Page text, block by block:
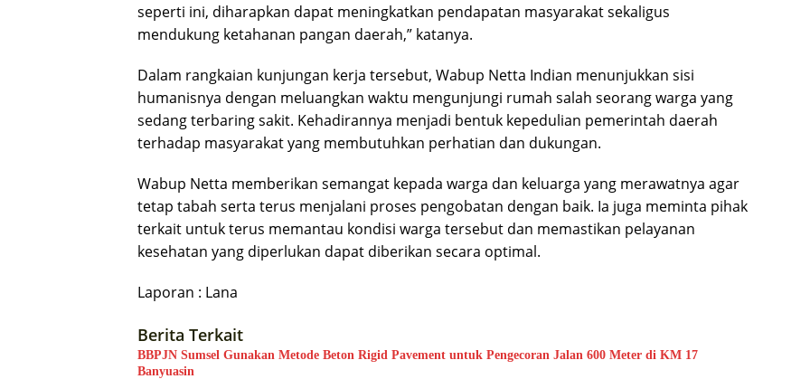
seperti ini, diharapkan dapat meningkatkan pendapatan masyarakat sekaligus
mendukung ketahanan pangan daerah,” katanya.
Dalam rangkaian kunjungan kerja tersebut, Wabup Netta Indian menunjukkan sisi
humanisnya dengan meluangkan waktu mengunjungi rumah salah seorang warga yang
sedang terbaring sakit. Kehadirannya menjadi bentuk kepedulian pemerintah daerah
terhadap masyarakat yang membutuhkan perhatian dan dukungan.
Wabup Netta memberikan semangat kepada warga dan keluarga yang merawatnya agar
tetap tabah serta terus menjalani proses pengobatan dengan baik. Ia juga meminta pihak
terkait untuk terus memantau kondisi warga tersebut dan memastikan pelayanan
kesehatan yang diperlukan dapat diberikan secara optimal.
Laporan : Lana
Berita Terkait
BBPJN Sumsel Gunakan Metode Beton Rigid Pavement untuk Pengecoran Jalan 600 Meter di KM 17
Banyuasin